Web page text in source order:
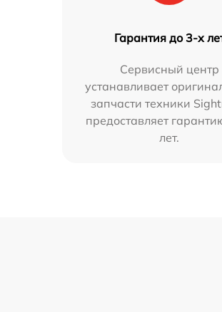
Гарантия до 3-х
Сервисный центр
устанавливает
запчасти техники
предоставляет
лет.